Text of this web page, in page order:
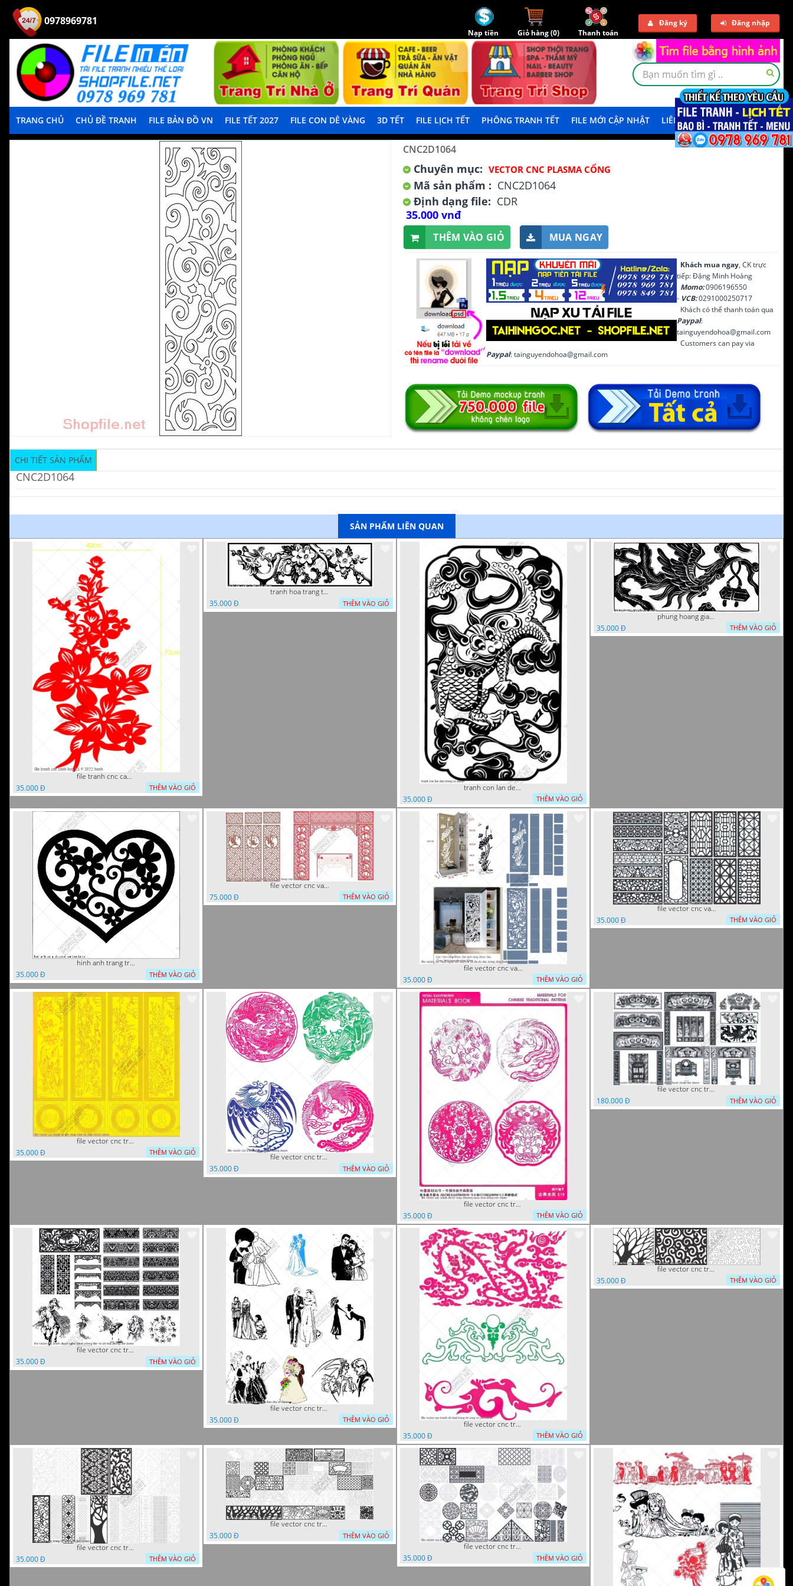
0978969781
Nạp tiền Giỏ hàng (0) Thanh toán
Đăng ký Đăng nhập
TRANG CHỦ CHỦ ĐỀ TRANH FILE BẢN ĐỒ VN FILE TẾT 2027 FILE CON DÊ VÀNG 3D TẾT FILE LỊCH TẾT PHÔNG TRANH TẾT FILE MỚI CẬP NHẬT LIÊN HỆ TẢI DEMO
CNC2D1064
Chuyên mục: VECTOR CNC PLASMA CỔNG
Mã sản phẩm : CNC2D1064
Định dạng file: CDR
35.000 vnđ
THÊM VÀO GIỎ MUA NGAY
Khách mua ngay, CK trực
tiếp: Đặng Minh Hoàng
Momo:0906196550
- VCB:0291000250717
Khách có thể thanh toán qua
Paypal:
tainguyendohoa@gmail.com
Customers can pay via
Paypal: tainguyendohoa@gmail.com
CHI TIẾT SẢN PHẨM
CNC2D1064
SẢN PHẨM LIÊN QUAN
file tranh cnc canh hoa 21 9 2022 hanh
35.000 Đ
THÊM VÀO GIỎ
tranh hoa trang tri dep mat
35.000 Đ
THÊM VÀO GIỎ
tranh con lan den trang co
35.000 Đ
THÊM VÀO GIỎ
phung hoang giao thu cnc
35.000 Đ
THÊM VÀO GIỎ
hinh anh trang tri cua so trai tim
35.000 Đ
THÊM VÀO GIỎ
file vector cnc vach tho tranh phong tho dang cap
75.000 Đ
THÊM VÀO GIỎ
file vector cnc vach ngan ket hop voi ke de do dac trong nha
35.000 Đ
THÊM VÀO GIỎ
file vector cnc vach ngan hang rao decor dac sac chua tung phung phi
35.000 Đ
THÊM VÀO GIỎ
file vector cnc tranh tu quy mau cam de chiu decor
35.000 Đ
THÊM VÀO GIỎ
file vector cnc tranh decor rong phuong
35.000 Đ
THÊM VÀO GIỎ
file vector cnc tranh decor rong phuong cuon tron dang cap
35.000 Đ
THÊM VÀO GIỎ
file vector cnc tranh decor phong tho nghe thuat dang cap
180.000 Đ
THÊM VÀO GIỎ
file vector cnc tranh decor nghe thuat phong tho va chi tiet phong tho
35.000 Đ
THÊM VÀO GIỎ
file vector cnc tranh decor co dau chu re
35.000 Đ
THÊM VÀO GIỎ
file vector cnc tranh chi tiet trang tri rong co cnc
35.000 Đ
THÊM VÀO GIỎ
file vector cnc tranh chi tiet trang tri hang rao den trang
35.000 Đ
THÊM VÀO GIỎ
file vector cnc trang tri tranh du loai
35.000 Đ
THÊM VÀO GIỎ
file vector cnc trang tri tranh decor
35.000 Đ
THÊM VÀO GIỎ
file vector cnc trang tri khoi tron tru nghe thuat
35.000 Đ
THÊM VÀO GIỎ